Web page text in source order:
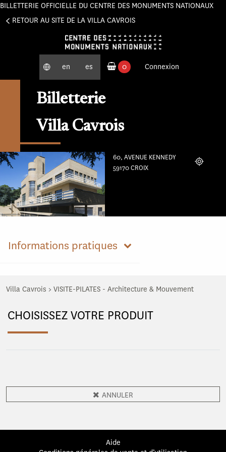
BILLETTERIE OFFICIELLE DU CENTRE DES MONUMENTS NATIONAUX
RETOUR AU SITE DE LA VILLA CAVROIS
en es
0
Connexion
Billetterie
Villa Cavrois
60, AVENUE KENNEDY
59170 CROIX
Localiser
Informations pratiques
Villa Cavrois > VISITE-PILATES - Architecture & Mouvement
CHOISISSEZ VOTRE PRODUIT
ANNULER
Aide
Panneau de gestion des cookies